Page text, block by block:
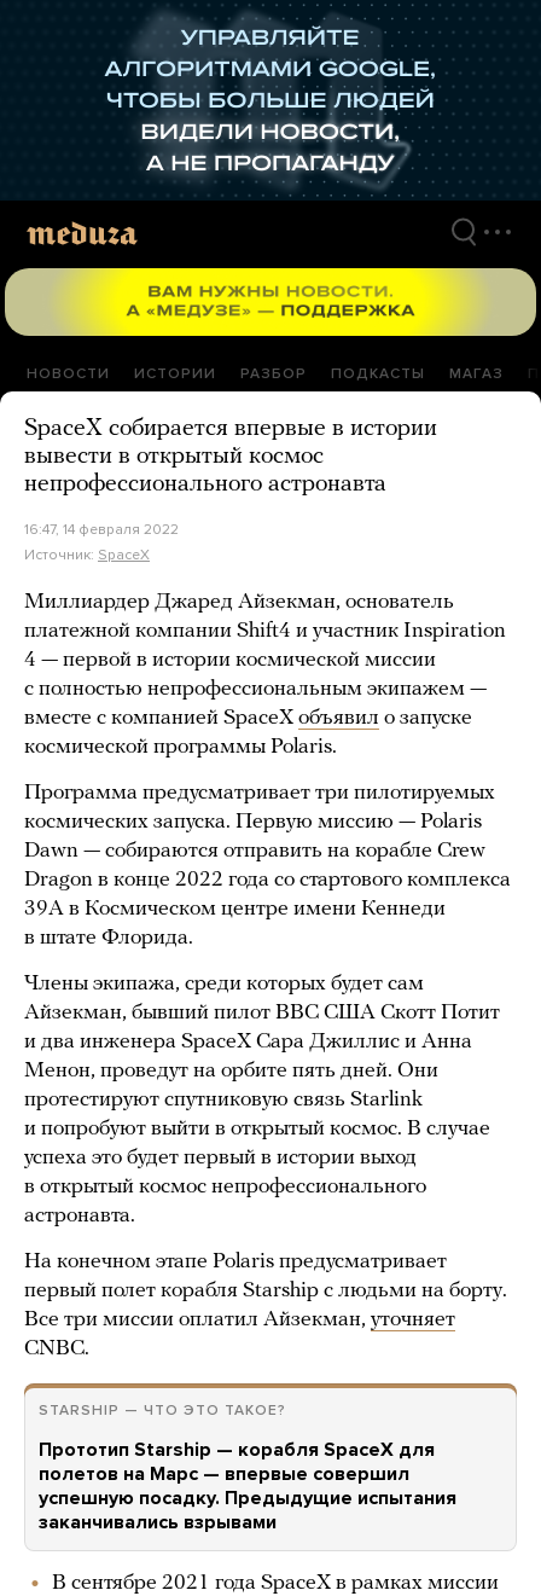
НОВОСТИ ИСТОРИИ РАЗБОР ПОДКАСТЫ МАГАЗ
SpaceX собирается впервые в истории
вывести в открытый космос
непрофессионального астронавта
16:47, 14 февраля 2022
Источник: SpaceX
Миллиардер Джаред Айзекман, основатель
платежной компании Shift4 и участник Inspiration
4 — первой в истории космической миссии
с полностью непрофессиональным экипажем —
вместе с компанией SpaceX объявил о запуске
космической программы Polaris.
Программа предусматривает три пилотируемых
космических запуска. Первую миссию — Polaris
Dawn — собираются отправить на корабле Crew
Dragon в конце 2022 года со стартового комплекса
39А в Космическом центре имени Кеннеди
в штате Флорида.
Члены экипажа, среди которых будет сам
Айзекман, бывший пилот ВВС США Скотт Потит
и два инженера SpaceX Сара Джиллис и Анна
Менон, проведут на орбите пять дней. Они
протестируют спутниковую связь Starlink
и попробуют выйти в открытый космос. В случае
успеха это будет первый в истории выход
в открытый космос непрофессионального
астронавта.
На конечном этапе Polaris предусматривает
первый полет корабля Starship с людьми на борту.
Все три миссии оплатил Айзекман, уточняет
CNBC.
STARSHIP — ЧТО ЭТО ТАКОЕ?
Прототип Starship — корабля SpaceX для
полетов на Марс — впервые совершил
успешную посадку. Предыдущие испытания
заканчивались взрывами
В сентябре 2021 года SpaceX в рамках миссии